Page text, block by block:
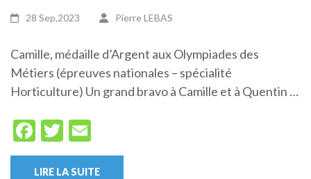
28 Sep,2023 Pierre LEBAS
Camille, médaille d’Argent aux Olympiades des
Métiers (épreuves nationales – spécialité
Horticulture) Un grand bravo à Camille et à Quentin …
Facebook
Twitter
LIRE LA SUITE